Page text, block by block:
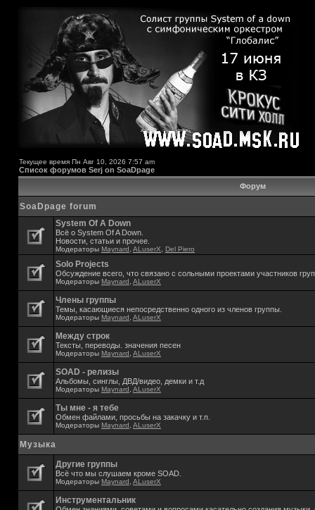
Текущее время Пн Авг 10, 2026 7:57 am
Список форумов Serj on SoaDpage
Форум
SoaDpage forum
System Of A Down
Всё о System Of A Down.
Новости, статьи и прочее.
Модераторы Maynard ALuserX Del Piero
Solo Projects
Обсуждение всего, что связано с сольными проектами участников
Модераторы Maynard ALuserX
Члены группы
Темы, касающиеся непосредственно одного из членов группы.
Модераторы Maynard ALuserX
Между строк
Тексты, переводы. значения песен
Модераторы Maynard ALuserX
SOAD - релизы
Альбомы, синглы, ДВД/видео, демки и т.д
Модераторы Maynard ALuserX
Ты мне - я тебе
Обмен файлами, просьбы на закачку и т.п.
Модераторы Maynard ALuserX
Музыка
Другие группы
Всё что мы слушаем кроме SOAD.
Модераторы Maynard ALuserX
Инструментальник